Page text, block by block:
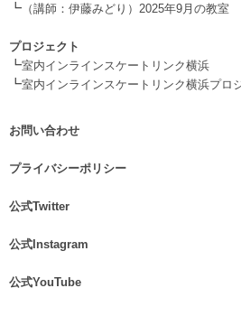
┗ （講師：伊藤みどり）2025年9月の教室
プロジェクト
┗室内インラインスケートリンク横浜
┗室内インラインスケートリンク横浜プロ
お問い合わせ
プライバシーポリシー
公式Twitter
公式Instagram
公式YouTube